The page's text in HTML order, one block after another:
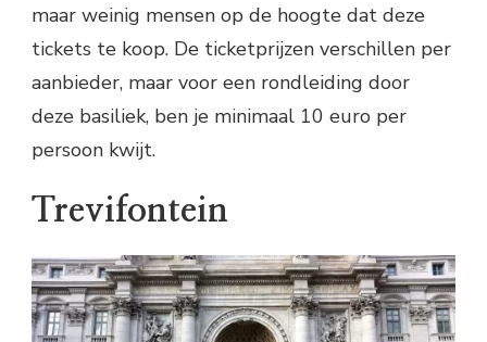
maar weinig mensen op de hoogte dat deze
tickets te koop. De ticketprijzen verschillen per
aanbieder, maar voor een rondleiding door
deze basiliek, ben je minimaal 10 euro per
persoon kwijt.
Trevifontein